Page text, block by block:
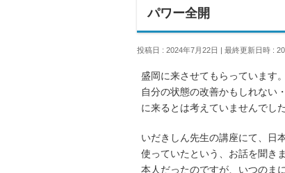
パワー全開
投稿日 : 2024年7月22日 最終更新日時 :
盛岡に来させてもらっています
自分の状態の改善かもしれない
に来るとは考えていませんでし
いだきしん先生の講座にて、日
使っていたという、お話を聞き
本人だったのですが、いつのま